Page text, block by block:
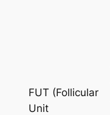
FUT (Follicular
Unit